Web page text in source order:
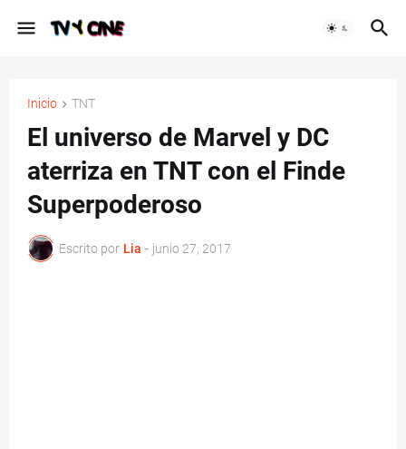
Inicio TNT
El universo de Marvel y DC
aterriza en TNT con el Finde
Superpoderoso
Escrito por Lia - junio 27, 2017